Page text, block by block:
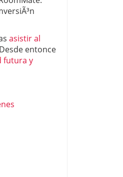
asistir al
entonce
futura y